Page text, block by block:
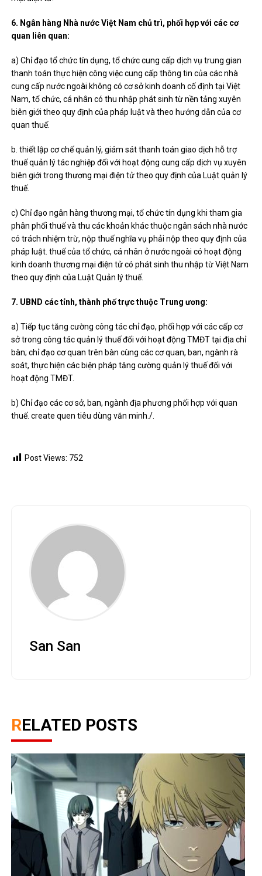
6. Ngân hàng Nhà nước Việt Nam chủ trì, phối hợp với các cơ
quan liên quan:
a) Chỉ đạo tổ chức tín dụng, tổ chức cung cấp dịch vụ trung gian
thanh toán thực hiện công việc cung cấp thông tin của các nhà
cung cấp nước ngoài không có cơ sở kinh doanh cố định tại Việt
Nam, tổ chức, cá nhân có thu nhập phát sinh từ nền tảng xuyên
biên giới theo quy định của pháp luật và theo hướng dẫn của cơ
quan thuế.
b. thiết lập cơ chế quản lý, giám sát thanh toán giao dịch hỗ trợ
thuế quản lý tác nghiệp đối với hoạt động cung cấp dịch vụ xuyên
biên giới trong thương mại điện tử theo quy định của Luật quản lý
thuế.
c) Chỉ đạo ngân hàng thương mại, tổ chức tín dụng khi tham gia
phân phối thuế và thu các khoản khác thuộc ngân sách nhà nước
có trách nhiệm trừ, nộp thuế nghĩa vụ phải nộp theo quy định của
pháp luật. thuế của tổ chức, cá nhân ở nước ngoài có hoạt động
kinh doanh thương mại điện tử có phát sinh thu nhập từ Việt Nam
theo quy định của Luật Quản lý thuế.
7. UBND các tỉnh, thành phố trực thuộc Trung ương:
a) Tiếp tục tăng cường công tác chỉ đạo, phối hợp với các cấp cơ
sở trong công tác quản lý thuế đối với hoạt động TMĐT tại địa chỉ
bàn; chỉ đạo cơ quan trên bàn cùng các cơ quan, ban, ngành rà
soát, thực hiện các biện pháp tăng cường quản lý thuế đối với
hoạt động TMĐT.
b) Chỉ đạo các cơ sở, ban, ngành địa phương phối hợp với quan
thuế. create quen tiêu dùng văn minh./.
Post Views: 752
San San
RELATED POSTS